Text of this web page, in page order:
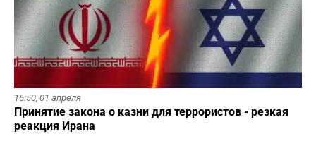
16:50, 01 апреля
Принятие закона о казни для террористов - резкая
реакция Ирана